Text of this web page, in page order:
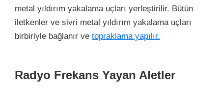
metal yıldırım yakalama uçları yerleştirilir. Bütün
iletkenler ve sivri metal yıldırım yakalama uçları
birbiriyle bağlanır ve topraklama yapılır.
Radyo Frekans Yayan Aletler